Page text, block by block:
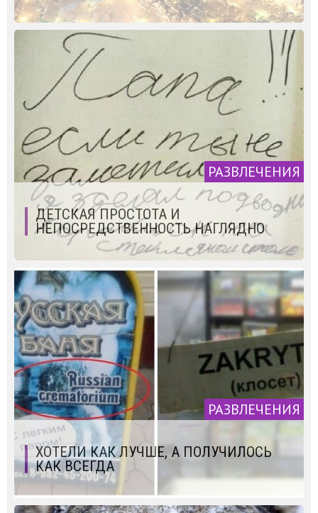
РАЗВЛЕЧЕНИЯ
ДЕТСКАЯ ПРОСТОТА И
НЕПОСРЕДСТВЕННОСТЬ НАГЛЯДНО
РАЗВЛЕЧЕНИЯ
ХОТЕЛИ КАК ЛУЧШЕ, А ПОЛУЧИЛОСЬ
КАК ВСЕГДА